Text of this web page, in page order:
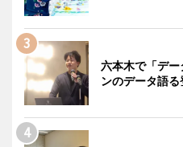
六本木で「デ
ンのデータ語る